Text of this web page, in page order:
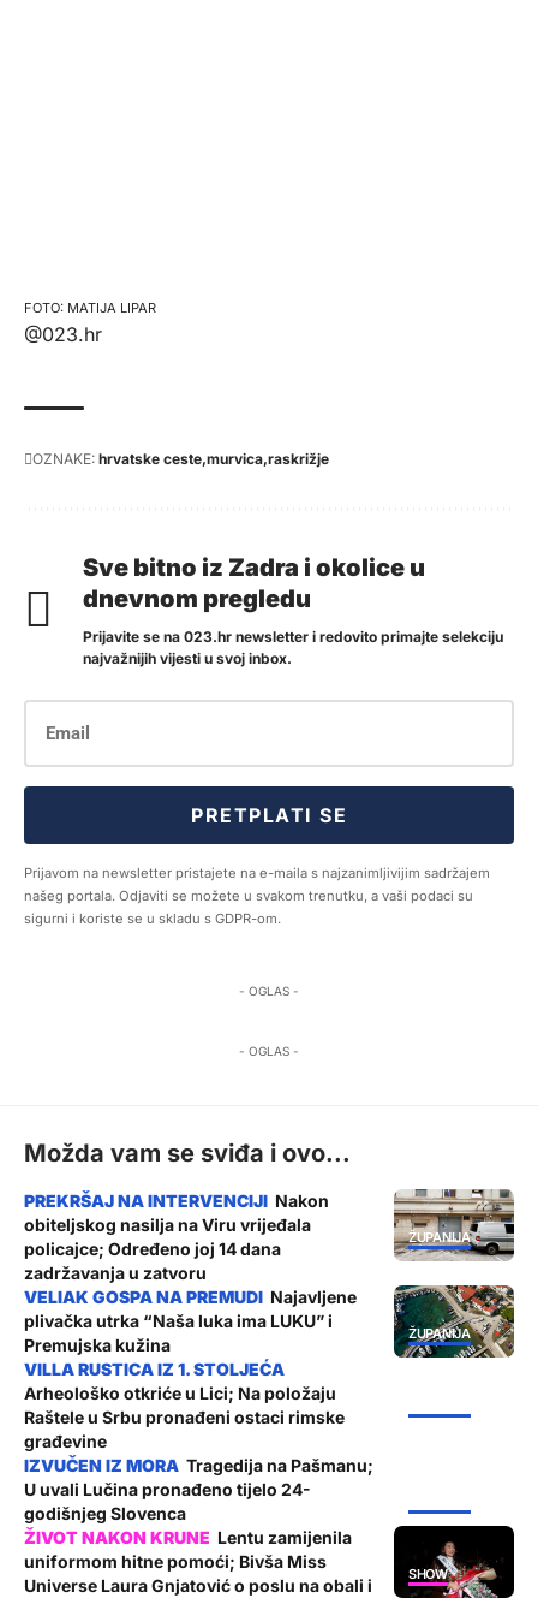
MATIJA LIPAR
@023.hr
OZNAKE: hrvatske ceste murvica raskrižje
Sve bitno iz Zadra i okolice u
dnevnom pregledu
Prijavite se na 023.hr newsletter i redovito primajte selekciju
najvažnijih vijesti u svoj inbox.
PRETPLATI SE
Prijavom na newsletter pristajete na e-maila s najzanimljivijim sadržajem
našeg portala. Odjaviti se možete u svakom trenutku, a vaši podaci su
sigurni i koriste se u skladu s GDPR-om.
- OGLAS -
- OGLAS -
Možda vam se sviđa i ovo...
ŽUPANIJA
Nakon
obiteljskog nasilja na Viru vrijeđala
policajce; Određeno joj 14 dana
zadržavanja u zatvoru
ŽUPANIJA
Najavljene
plivačka utrka “Naša luka ima LUKU” i
Premujska kužina
Arheološko otkriće u Lici; Na položaju
Raštele u Srbu pronađeni ostaci rimske
građevine
Tragedija na Pašmanu;
U uvali Lučina pronađeno tijelo 24-
godišnjeg Slovenca
SHOW
Lentu zamijenila
uniformom hitne pomoći; Bivša Miss
Universe Laura Gnjatović o poslu na obali i